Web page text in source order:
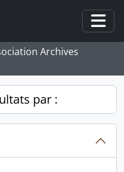
Archives
par :